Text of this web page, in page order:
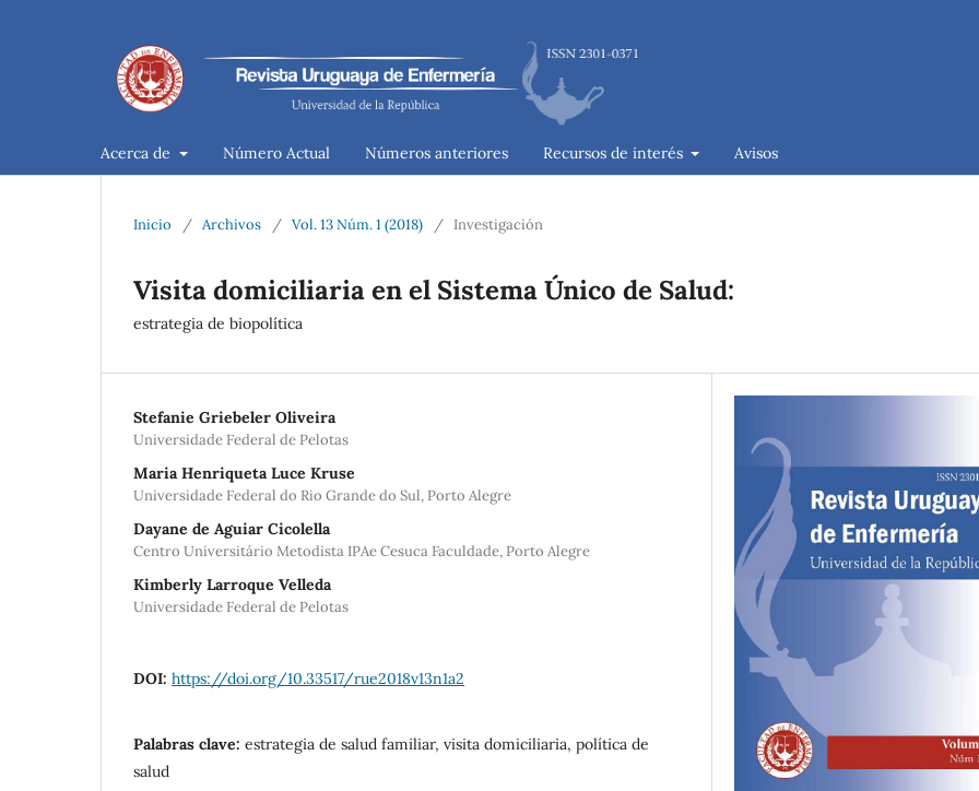
Acerca de Número Actual Números anteriores Recursos de interés Avisos
Inicio / Archivos / Vol. 13 Núm. 1 (2018) / Investigación
Visita domiciliaria en el Sistema Único de Salud:
estrategia de biopolítica
Stefanie Griebeler Oliveira
Universidade Federal de Pelotas
Maria Henriqueta Luce Kruse
Universidade Federal do Rio Grande do Sul, Porto Alegre
Dayane de Aguiar Cicolella
Centro Universitário Metodista IPAe Cesuca Faculdade, Porto Alegre
Kimberly Larroque Velleda
Universidade Federal de Pelotas
DOI: https://doi.org/10.33517/rue2018v13n1a2
Palabras clave: estrategia de salud familiar, visita domiciliaria, política de
salud